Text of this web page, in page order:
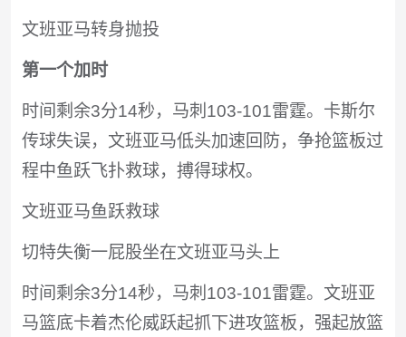
文班亚马转身抛投
第一个加时
时间剩余3分14秒，马刺103-101雷霆。卡斯尔
传球失误，文班亚马低头加速回防，争抢篮板过
程中鱼跃飞扑救球，搏得球权。
文班亚马鱼跃救球
切特失衡一屁股坐在文班亚马头上
时间剩余3分14秒，马刺103-101雷霆。文班亚
马篮底卡着杰伦威跃起抓下进攻篮板，强起放篮